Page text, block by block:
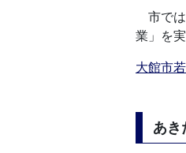
市では
業」を
大館市
あき